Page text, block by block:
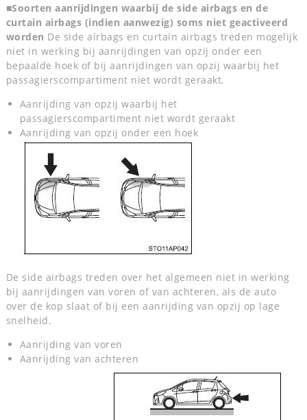
■Soorten aanrijdingen waarbij de side airbags en de
curtain airbags (indien aanwezig) soms niet geactiveerd
worden De side airbags en curtain airbags treden mogelijk
niet in werking bij aanrijdingen van opzij onder een
bepaalde hoek of bij aanrijdingen van opzij waarbij het
passagierscompartiment niet wordt geraakt.
Aanrijding van opzij waarbij het
passagierscompartiment niet wordt geraakt
Aanrijding van opzij onder een hoek
De side airbags treden over het algemeen niet in werking
bij aanrijdingen van voren of van achteren, als de auto
over de kop slaat of bij een aanrijding van opzij op lage
snelheid.
Aanrijding van voren
Aanrijding van achteren